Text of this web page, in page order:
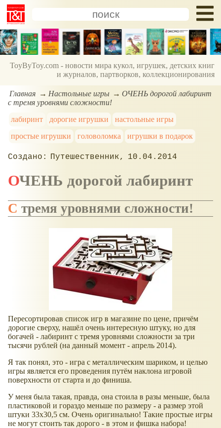
ToyByToy.com - новости мира кукол, игрушек, детских книг
и журналов, партворков, коллекционирования
Главная Настольные игры
ОЧЕНЬ дорогой лабиринт
с тремя уровнями сложности!
лабиринт
дорогие игрушки
настольные игры
простые игрушки
головоломка игрушки в подарок
Путешественник 10.04.2014
ОЧЕНЬ дорогой лабиринт
С тремя уровнями сложности!
Пересортировав список игр в магазине по цене, причём
дорогие сверху, нашёл очень интересную штуку, но для
богачей - лабиринт с тремя уровнями сложности за три
тысячи рублей (на данный момент - апрель 2014).
Я так понял, это - игра с металлическим шариком, и целью
игры является его проведения путём наклона игровой
поверхности от старта и до финиша.
У меня была такая, правда, она стоила в разы меньше, была
пластиковой и гораздо меньше по размеру - а размер этой
штуки 33х30,5 см. Очень оригинально! Такие простые игры
не могут стоить так дорого - в этом и фишка набора!